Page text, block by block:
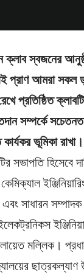
ক্লাব স্বজনের
প্রাণ আমরা সকল
প্রতিষ্ঠিত
সম্পর্কে
ভূমিকা রাখা।
সভাপতি হিসেবে
সাধারন
মল্লিক।
ছাত্রকল্যাণ